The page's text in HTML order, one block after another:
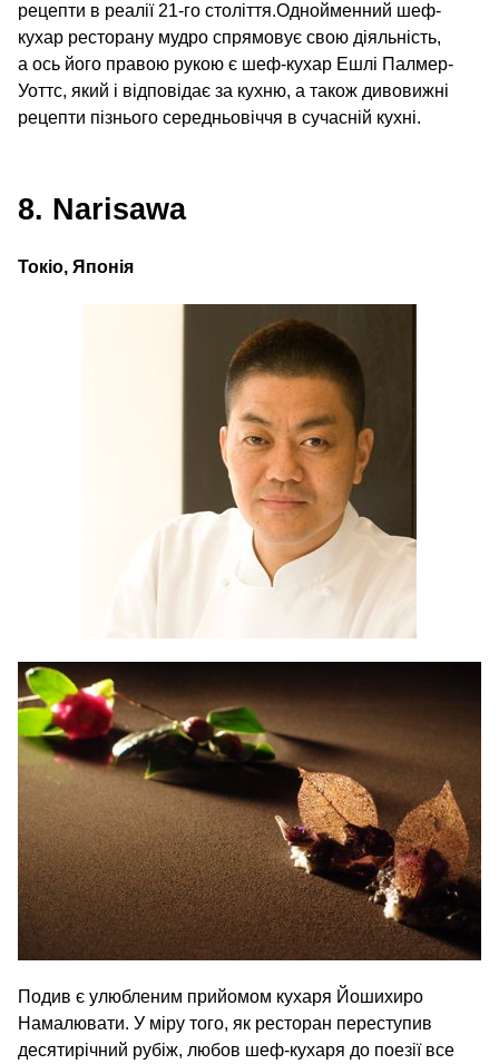
рецепти в реалії 21-го століття.Однойменний шеф-
кухар ресторану мудро спрямовує свою діяльність,
а ось його правою рукою є шеф-кухар Ешлі Палмер-
Уоттс, який і відповідає за кухню, а також дивовижні
рецепти пізнього середньовіччя в сучасній кухні.
8. Narisawa
Токіо, Японія
Подив є улюбленим прийомом кухаря Йошихиро
Намалювати. У міру того, як ресторан переступив
десятирічний рубіж, любов шеф-кухаря до поезії все